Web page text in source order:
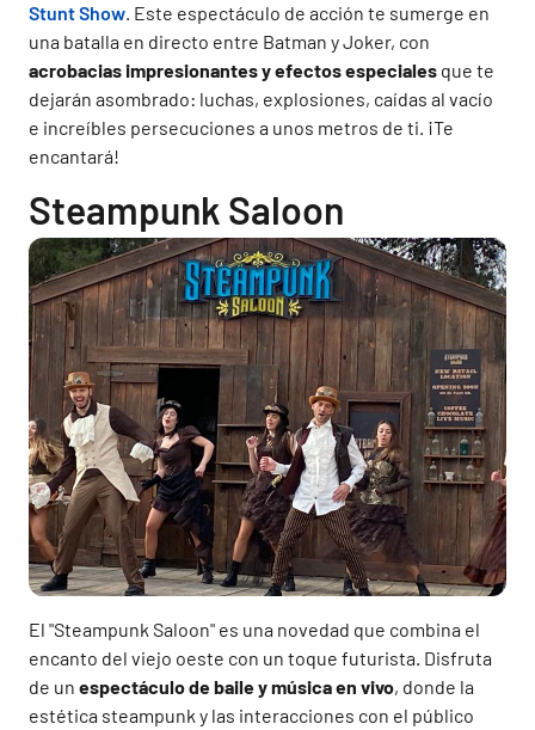
Stunt Show. Este espectáculo de acción te sumerge en
una batalla en directo entre Batman y Joker, con
acrobacias impresionantes y efectos especiales que te
dejarán asombrado: luchas, explosiones, caídas al vacío
e increíbles persecuciones a unos metros de ti. ¡Te
encantará!
Steampunk Saloon
El "Steampunk Saloon" es una novedad que combina el
encanto del viejo oeste con un toque futurista. Disfruta
de un espectáculo de baile y música en vivo, donde la
estética steampunk y las interacciones con el público